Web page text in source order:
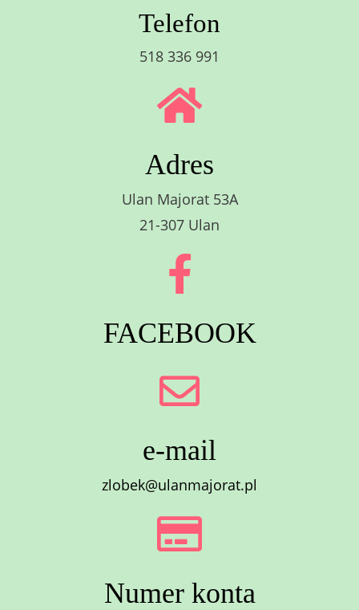
Telefon
518 336 991
Adres
Ulan Majorat 53A
21-307 Ulan
FACEBOOK
e-mail
zlobek@ulanmajorat.pl
Numer konta